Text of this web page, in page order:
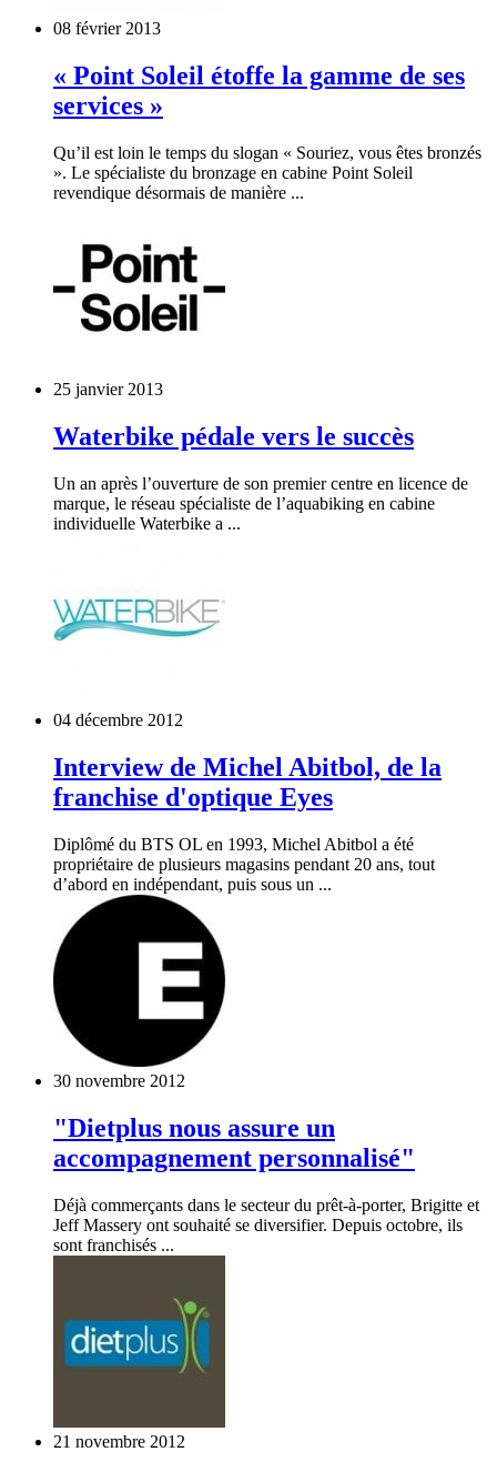
08 février 2013
« Point Soleil étoffe la gamme de ses
services »
Qu’il est loin le temps du slogan « Souriez, vous êtes bronzés
». Le spécialiste du bronzage en cabine Point Soleil
revendique désormais de manière ...
25 janvier 2013
Waterbike pédale vers le succès
Un an après l’ouverture de son premier centre en licence de
marque, le réseau spécialiste de l’aquabiking en cabine
individuelle Waterbike a ...
04 décembre 2012
Interview de Michel Abitbol, de la
franchise d'optique Eyes
Diplômé du BTS OL en 1993, Michel Abitbol a été
propriétaire de plusieurs magasins pendant 20 ans, tout
d’abord en indépendant, puis sous un ...
30 novembre 2012
"Dietplus nous assure un
accompagnement personnalisé"
Déjà commerçants dans le secteur du prêt-à-porter, Brigitte et
Jeff Massery ont souhaité se diversifier. Depuis octobre, ils
sont franchisés ...
21 novembre 2012